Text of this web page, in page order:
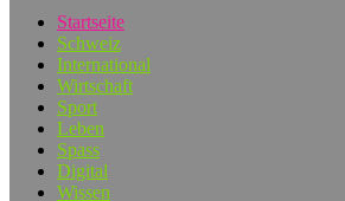
Startseite
Schweiz
International
Wirtschaft
Sport
Leben
Spass
Digital
Wissen